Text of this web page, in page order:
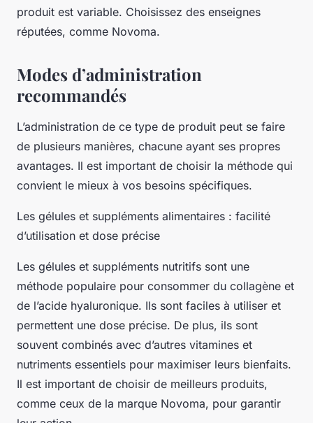
produit est variable. Choisissez des enseignes
réputées, comme Novoma.
Modes d’administration
recommandés
L’administration de ce type de produit peut se faire
de plusieurs manières, chacune ayant ses propres
avantages. Il est important de choisir la méthode qui
convient le mieux à vos besoins spécifiques.
Les gélules et suppléments alimentaires : facilité
d’utilisation et dose précise
Les gélules et suppléments nutritifs sont une
méthode populaire pour consommer du collagène et
de l’acide hyaluronique. Ils sont faciles à utiliser et
permettent une dose précise. De plus, ils sont
souvent combinés avec d’autres vitamines et
nutriments essentiels pour maximiser leurs bienfaits.
Il est important de choisir de meilleurs produits,
comme ceux de la marque Novoma, pour garantir